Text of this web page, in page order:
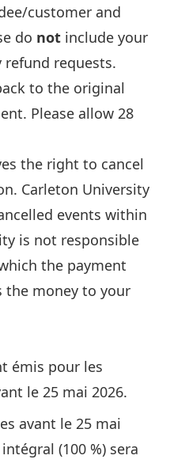
customer and
do not include your
requests.
to the original
Please allow 28
the right to cancel
Carleton University
events within
is not responsible
the payment
the money to your
émis pour les
le 25 mai 2026.
avant le 25 mai
(100 %) sera